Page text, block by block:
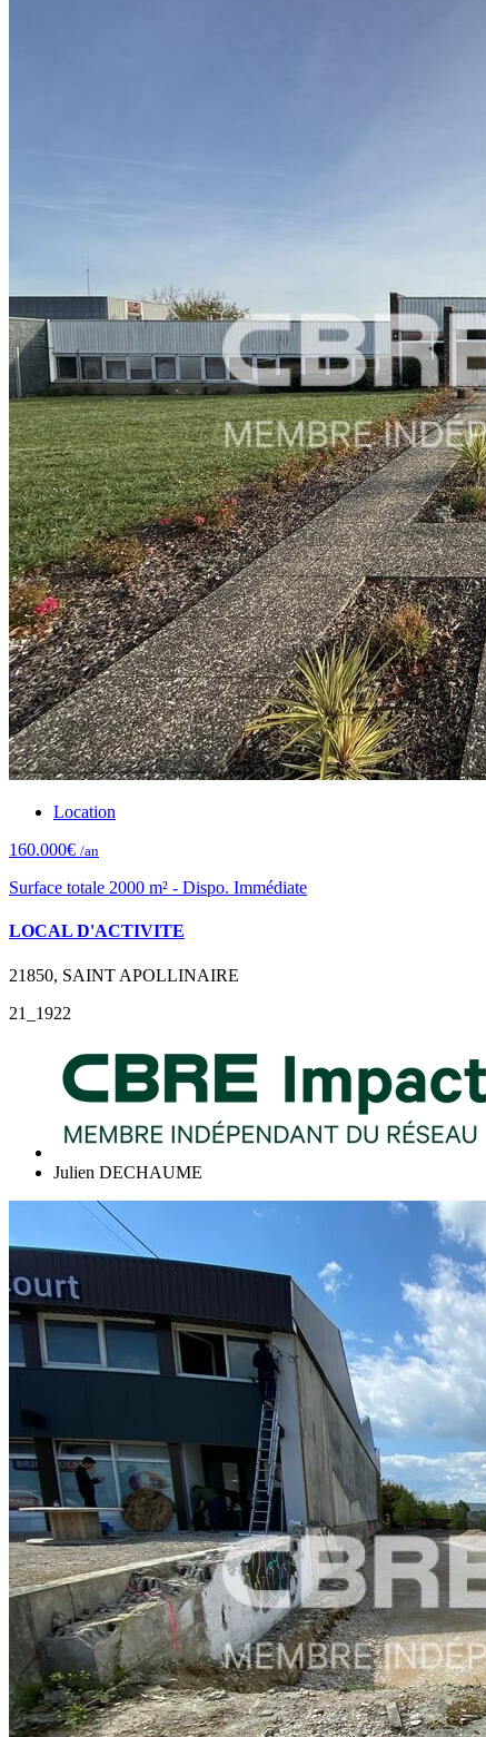
Location
160.000€ /an
Surface totale 2000 m² - Dispo. Immédiate
LOCAL D'ACTIVITE
21850, SAINT APOLLINAIRE
21_1922
Julien DECHAUME